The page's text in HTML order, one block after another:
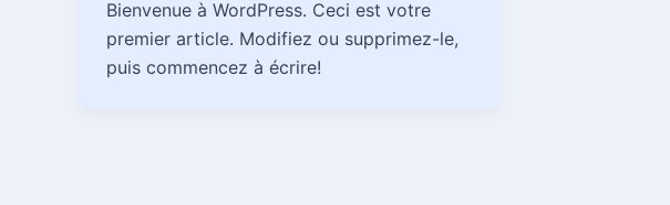
Bienvenue à WordPress. Ceci est votre
premier article. Modifiez ou supprimez-le,
puis commencez à écrire!